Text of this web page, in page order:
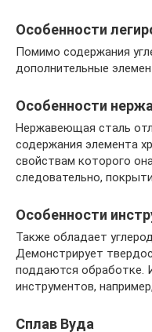
Особенности
Помимо содержания
дополнительные
Особенности
Нержавеющая сталь
содержания элемента
свойствам которого
следовательно,
Особенности
Также обладает
Демонстрирует
поддаются обработке.
инструментов,
Сплав Вуда